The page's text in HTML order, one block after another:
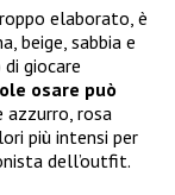
elaborato, è
beige, sabbia e
giocare
osare può
azzurro, rosa
più intensi per
dell’outfit.